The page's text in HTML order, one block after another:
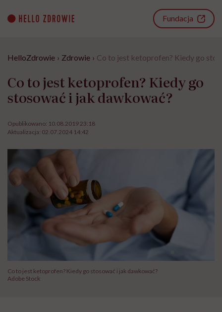
content
Fundacja
HelloZdrowie › Zdrowie › Co to jest ketoprofen? Kiedy go
Co to jest ketoprofen? Kiedy go
stosować i jak dawkować?
Opublikowano: 10.08.2019 23:18
Aktualizacja: 02.07.2024 14:42
Co to jest ketoprofen? Kiedy go stosować i jak dawkować?
Adobe Stock